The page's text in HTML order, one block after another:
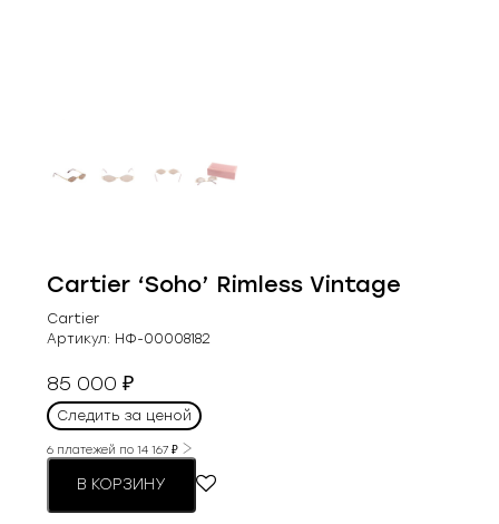
Cartier ‘Soho’ Rimless Vintage
Cartier
Артикул: НФ-00008182
85 000₽
Следить за ценой
6 платежей по14 167₽
В КОРЗИНУ